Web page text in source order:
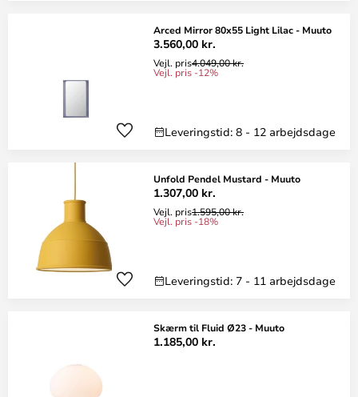
Arced Mirror 80x55 Light Lilac - Muuto
3.560,00 kr.
Vejl. pris4.049,00 kr.
Vejl. pris -12%
Leveringstid: 8 - 12 arbejdsdage
Unfold Pendel Mustard - Muuto
1.307,00 kr.
Vejl. pris1.595,00 kr.
Vejl. pris -18%
Leveringstid: 7 - 11 arbejdsdage
Skærm til Fluid Ø23 - Muuto
1.185,00 kr.